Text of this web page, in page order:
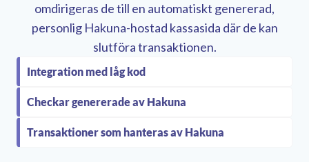
omdirigeras de till en automatiskt genererad,
personlig Hakuna-hostad kassasida där de kan
slutföra transaktionen.
Integration med låg kod
Checkar genererade av Hakuna
Transaktioner som hanteras av Hakuna